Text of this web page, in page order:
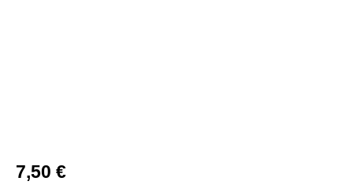
Regulärer Preis:
7,50 €